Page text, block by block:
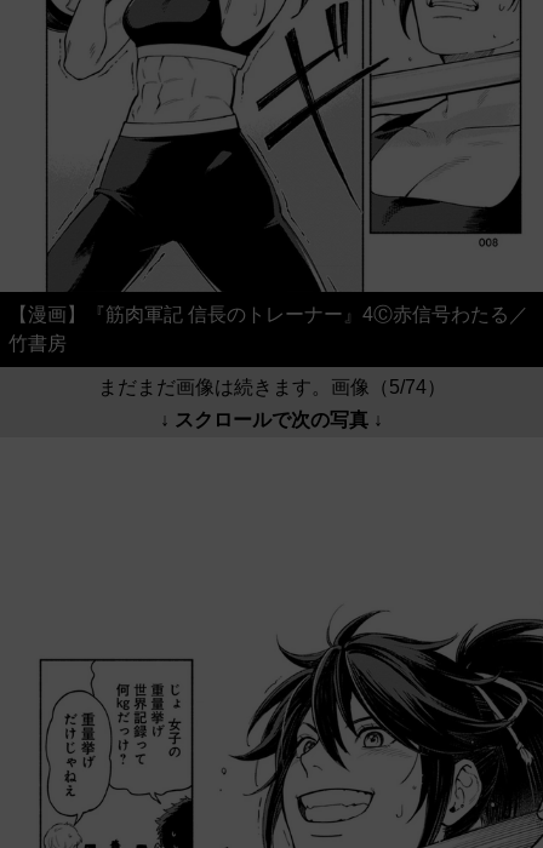
【漫画】『筋肉軍記 信長のトレーナー』4Ⓒ赤信号わたる／
竹書房
まだまだ画像は続きます。画像（5/74）
↓ スクロールで次の写真 ↓